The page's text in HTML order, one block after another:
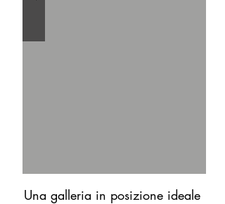
Una galleria in posizione ideale